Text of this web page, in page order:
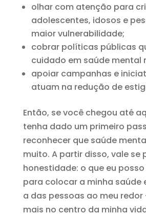
olhar com atenção para
adolescentes, idosos e
maior vulnerabilidade;
cobrar políticas públicas
cuidado em saúde mental
apoiar campanhas e
atuam na redução de
Então, se você chegou até
tenha dado um primeiro
reconhecer que saúde
muito. A partir disso, vale se
honestidade: o que eu
para colocar a minha saúde
a das pessoas ao meu
mais no centro da minha